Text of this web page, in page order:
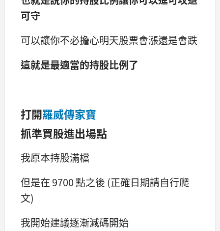
可守
可以讓你不必擔心明天股票會漲還是會跌
這就是最適當的持股比例了
打開羅威傳家寶
抓準買股進出場點
我原本持股滿檔
但是在 9700 點之後 (正確日期請自行爬
文)
我開始建議逐漸減碼開始